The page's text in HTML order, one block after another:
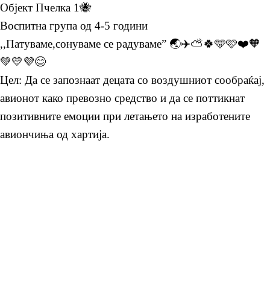
Објект Пчелка 1🐝
Воспитна група од 4-5 години
,,Патуваме,сонуваме се радуваме” 🌏✈️⛅️🍀🩵🩷❤️🧡
💚💛💜😊
Цел: Да се запознаат децата со воздушниот сообраќај,
авионот како превозно средство и да се поттикнат
позитивните емоции при летањето на изработените
авиончиња од хартија.